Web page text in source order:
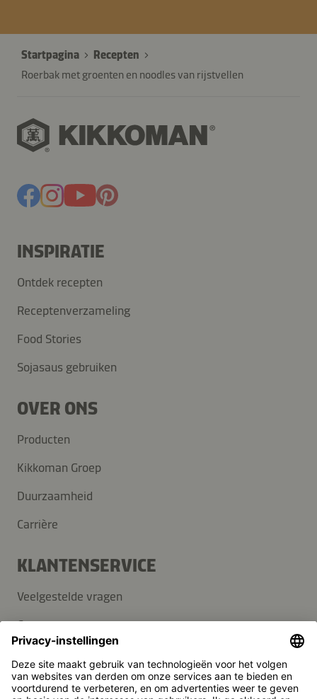
Startpagina
Recepten
Roerbak met groenten en noodles van rijstvellen
INSPIRATIE
Ontdek recepten
Receptenverzameling
Food Stories
Sojasaus gebruiken
OVER ONS
Producten
Kikkoman Groep
Duurzaamheid
Carrière
KLANTENSERVICE
Veelgestelde vragen
Contact
Pers